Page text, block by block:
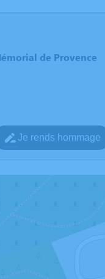
de Provence
Je rends hommage